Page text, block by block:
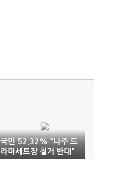
국민 52.32% "나주 드
라마세트장 철거 반대"